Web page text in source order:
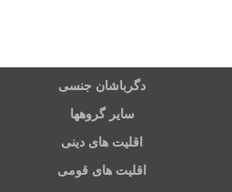
دگرباشان جنسی
سایر گروهها
اقلیت های دینی
اقلیت های قومی